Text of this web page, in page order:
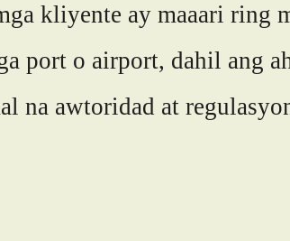
kliyente ay maaari ring
port o airport, dahil ang
na awtoridad at